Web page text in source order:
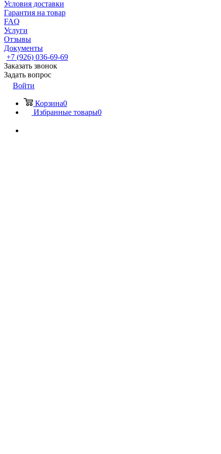
Условия доставки
Гарантия на товар
FAQ
Услуги
Отзывы
Документы
+7 (926) 036-69-69
Заказать звонок
Задать вопрос
Войти
Корзина0
Избранные товары0